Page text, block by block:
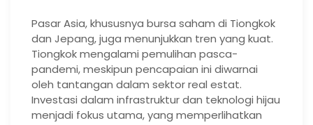
Pasar Asia, khususnya bursa saham di Tiongkok
dan Jepang, juga menunjukkan tren yang kuat.
Tiongkok mengalami pemulihan pasca-
pandemi, meskipun pencapaian ini diwarnai
oleh tantangan dalam sektor real estat.
Investasi dalam infrastruktur dan teknologi hijau
menjadi fokus utama, yang memperlihatkan